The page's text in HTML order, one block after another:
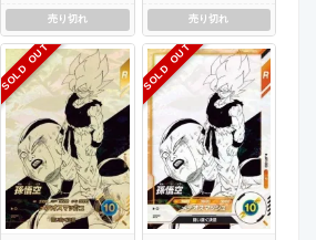
売り切れ 売り切れ
SOLD OUT SOLD OUT